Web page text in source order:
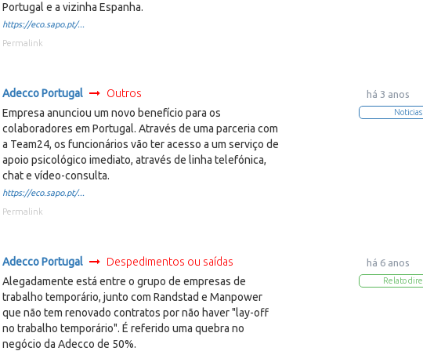
Portugal e a vizinha Espanha.
https://eco.sapo.pt/...
Permalink
há 3 anos
Noticias
Adecco Portugal
Outros
Empresa anunciou um novo benefício para os
colaboradores em Portugal. Através de uma parceria com
a Team24, os funcionários vão ter acesso a um serviço de
apoio psicológico imediato, através de linha telefónica,
chat e vídeo-consulta.
https://eco.sapo.pt/...
Permalink
há 6 anos
Relato
Adecco Portugal
Despedimentos ou saídas
Alegadamente está entre o grupo de empresas de
trabalho temporário, junto com Randstad e Manpower
que não tem renovado contratos por não haver "lay-off
no trabalho temporário". É referido uma quebra no
negócio da Adecco de 50%.